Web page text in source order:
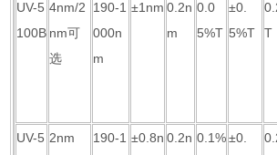
UV-5
100B
4nm/2
nm可
选
190-1
000n
m
±1nm 0.2n
m
0.0
5%T
±0.
5%T
T
UV-5 2nm
190-1 ±0.8n 0.2n 0.1% ±0.